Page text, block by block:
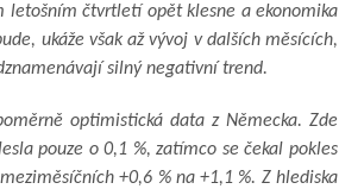
letošním čtvrtletí opět klesne a ekonomika
ukáže však až vývoj v dalších měsících,
silný negativní trend.
optimistická data z Německa. Zde
pouze o 0,1 %, zatímco se čekal pokles
+0,6 % na +1,1 %. Z hlediska